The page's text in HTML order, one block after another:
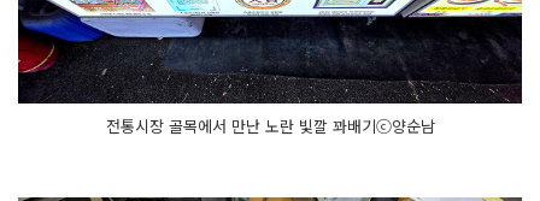
전통시장 골목에서 만난 노란 빛깔 꽈배기ⓒ양순남